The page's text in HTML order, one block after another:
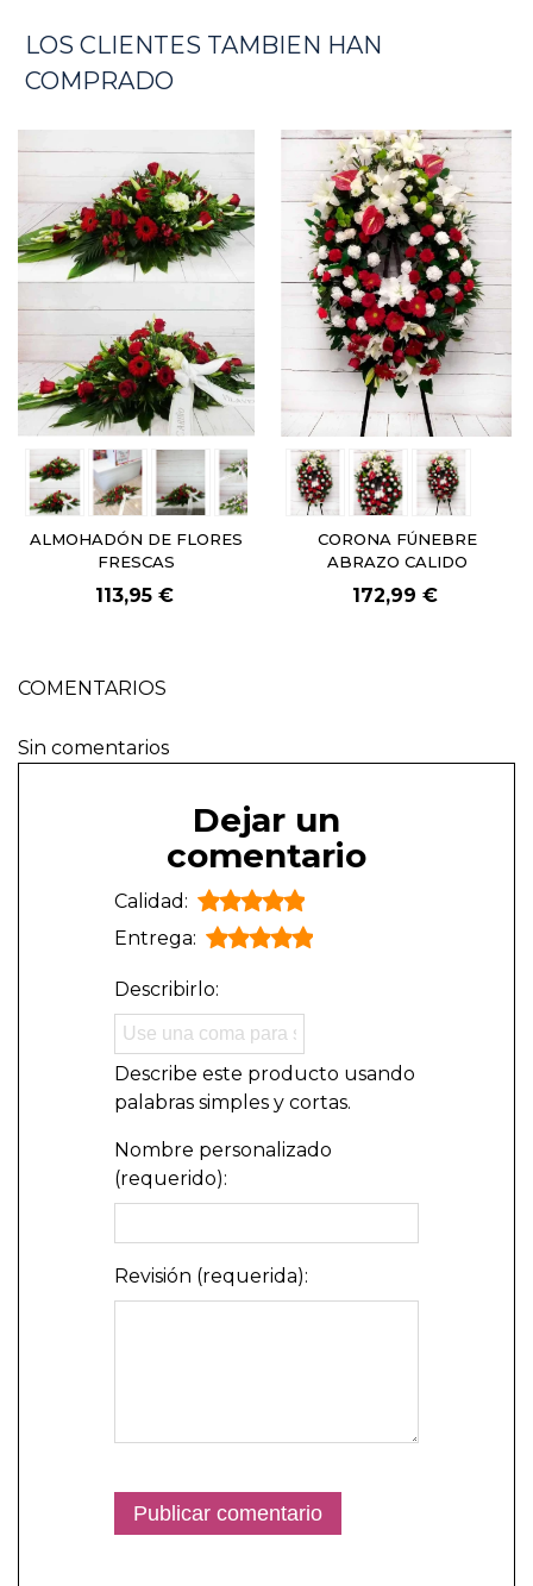
LOS CLIENTES TAMBIEN HAN
COMPRADO
ALMOHADÓN DE FLORES
FRESCAS
113,95 €
CORONA FÚNEBRE
ABRAZO CALIDO
172,99 €
COMENTARIOS
Sin comentarios
Dejar un
comentario
Calidad:
Entrega:
Describirlo:
Describe este producto usando
palabras simples y cortas.
Nombre personalizado
(requerido):
Revisión (requerida):